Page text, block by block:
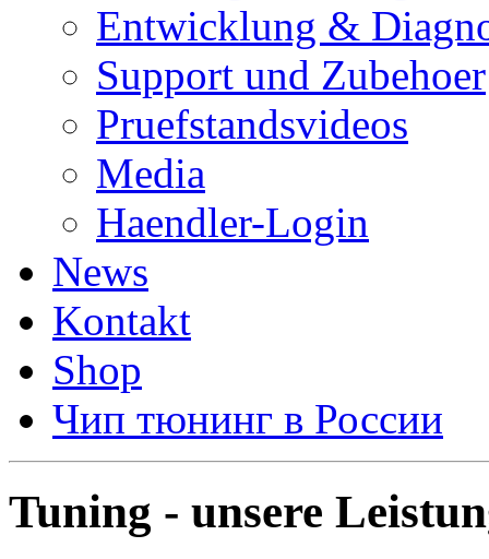
Entwicklung &
Support und Zubehoer
Pruefstandsvideos
Media
Haendler-Login
News
Kontakt
Shop
Чип тюнинг в России
Tuning - unsere